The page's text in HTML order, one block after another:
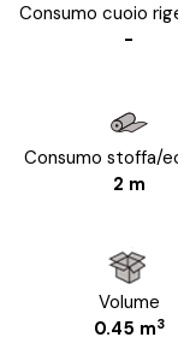
Consumo cuoio
-
Consumo stoffa/
2 m
Volume
0.45 m3